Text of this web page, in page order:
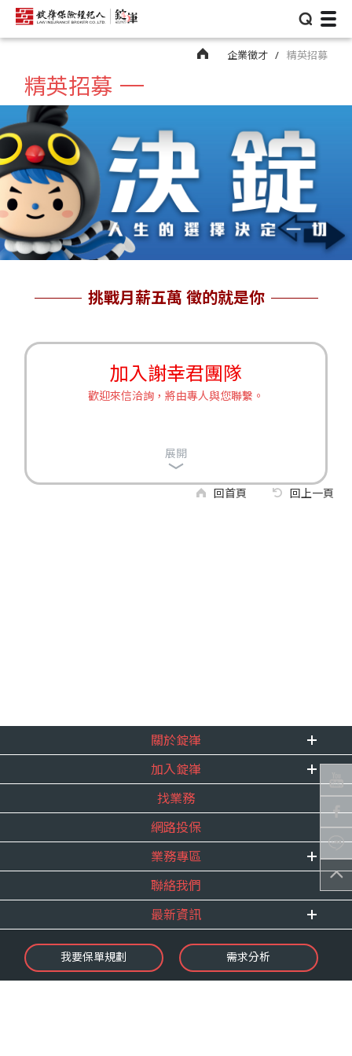
⌕
企業徵才 精英招募
精英招募
挑戰月薪五萬 徵的就是你
展開
加入謝幸君團隊
歡迎來信洽詢，將由專人與您聯繫。
回首頁 回上一頁
關於錠嵂
企業資訊
重要事跡
得獎紀錄
服務宣言
合作夥伴
加入錠嵂
內勤招聘
精英招募
年度增員計畫
找業務
網路投保
業務專區
E 線資源網
聯絡我們
最新資訊
最新消息
錠嵂焦點
我要保單規劃 需求分析